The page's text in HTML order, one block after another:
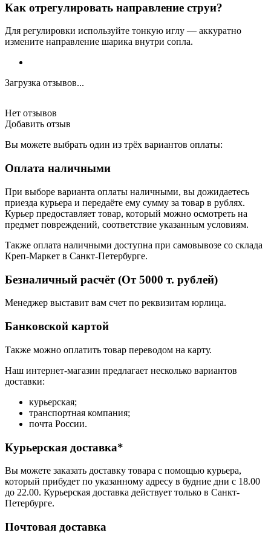
Как отрегулировать направление струи?
Для регулировки используйте тонкую иглу — аккуратно
измените направление шарика внутри сопла.
Загрузка отзывов...
Нет отзывов
Добавить отзыв
Вы можете выбрать один из трёх вариантов оплаты:
Оплата наличными
При выборе варианта оплаты наличными, вы дожидаетесь
приезда курьера и передаёте ему сумму за товар в рублях.
Курьер предоставляет товар, который можно осмотреть на
предмет повреждений, соответствие указанным условиям.
Также оплата наличными доступна при самовывозе со склада
Креп-Маркет в Санкт-Петербурге.
Безналичный расчёт (От 5000 т. рублей)
Менеджер выставит вам счет по реквизитам юрлица.
Банковской картой
Также можно оплатить товар переводом на карту.
Наш интернет-магазин предлагает несколько вариантов
доставки:
курьерская;
транспортная компания;
почта России.
Курьерская доставка*
Вы можете заказать доставку товара с помощью курьера,
который прибудет по указанному адресу в будние дни с 18.00
до 22.00. Курьерская доставка действует только в Санкт-
Петербурге.
Почтовая доставка